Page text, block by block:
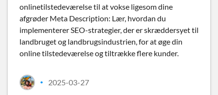
onlinetilstedeværelse til at vokse ligesom dine
afgrøder Meta Description: Lær, hvordan du
implementerer SEO-strategier, der er skræddersyet til
landbruget og landbrugsindustrien, for at øge din
online tilstedeværelse og tiltrække flere kunder.
• 2025-03-27